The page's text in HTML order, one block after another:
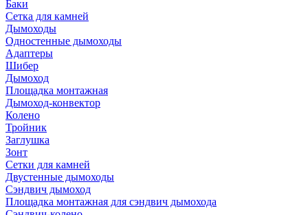
Баки
Сетка для камней
Дымоходы
Одностенные дымоходы
Адаптеры
Шибер
Дымоход
Площадка монтажная
Дымоход-конвектор
Колено
Тройник
Заглушка
Зонт
Сетки для камней
Двустенные дымоходы
Сэндвич дымоход
Площадка монтажная для сэндвич дымохода